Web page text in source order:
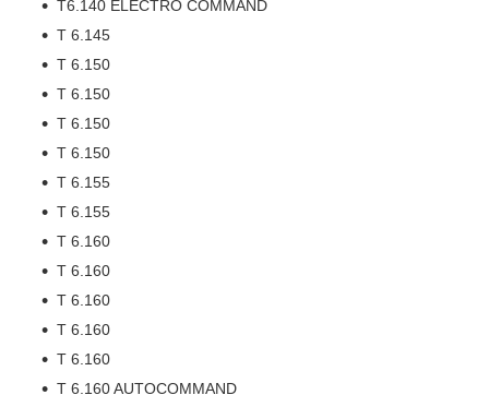
T6.140 ELECTRO COMMAND
T 6.145
T 6.150
T 6.150
T 6.150
T 6.150
T 6.155
T 6.155
T 6.160
T 6.160
T 6.160
T 6.160
T 6.160
T 6.160 AUTOCOMMAND